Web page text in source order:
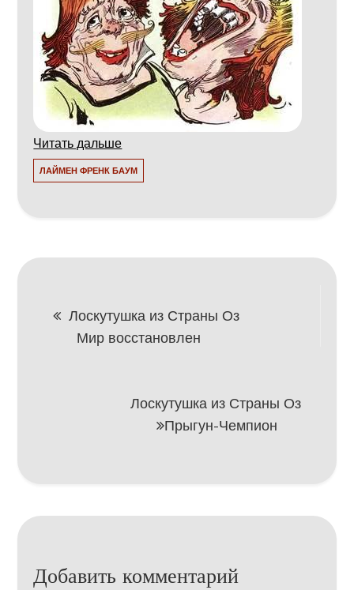
Читать дальше
ЛАЙМЕН ФРЕНК БАУМ
Навигация
записям
Лоскутушка из Страны Оз
Мир восстановлен
Лоскутушка из Страны Оз
Прыгун-Чемпион
Добавить комментарий